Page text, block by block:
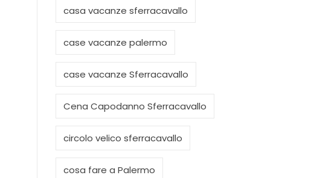
casa vacanze sferracavallo
case vacanze palermo
case vacanze Sferracavallo
Cena Capodanno Sferracavallo
circolo velico sferracavallo
cosa fare a Palermo